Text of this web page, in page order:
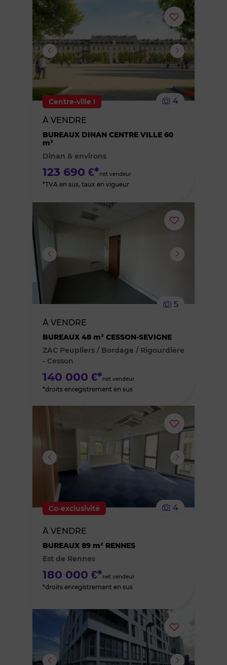
Ajouter
ou
supprimer
le
Centre-ville !
4
À VENDRE
BUREAUX DINAN CENTRE VILLE 60
m²
Dinan & environs
123 690 €*net vendeur
*TVA en sus, taux en vigueur
Ajouter
5
À VENDRE
BUREAUX 48 m² CESSON-SEVIGNE
ZAC Peupliers / Bordage / Rigourdière
- Cesson
140 000 €*net vendeur
*droits enregistrement en sus
Ajouter
ou
supprimer
Co-exclusivité 4
À VENDRE
BUREAUX 89 m² RENNES
Est de Rennes
180 000 €*net vendeur
*droits enregistrement en sus
Ajouter
ou